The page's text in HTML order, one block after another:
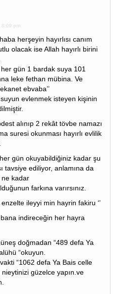
8:09 pm
herşeyin hayırlısı canım
olacak ise Allah hayırlı birini
gün 1 bardak suya 101
leke fethan mübina. Ve
ebvaba’’
evlenmek isteyen kişinin
alınıp 2 rekât tövbe namazı
suresi okunması hayırlı evlilik
gün okuyabildiğiniz kadar şu
tavsiye ediliyor, anlamına da
kadar
farkına varırsınız.
enzelte ileyyi min hayrin fakiru ‘’
indireceğin her hayra
doğmadan “489 defa Ya
“okuyun.
“1062 defa Ya Bais celle
güzelce yapın.ve